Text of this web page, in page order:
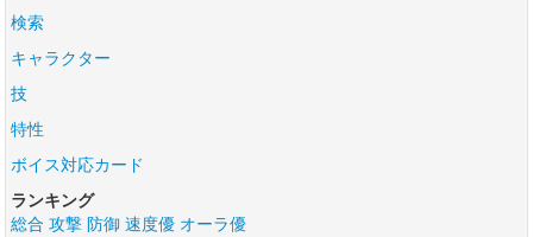
検索
キャラクター
技
特性
ボイス対応カード
ランキング
総合 攻撃 防御 速度優 オーラ優